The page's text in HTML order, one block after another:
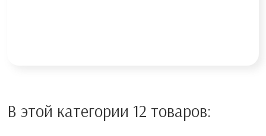
В этой категории 12 товаров: